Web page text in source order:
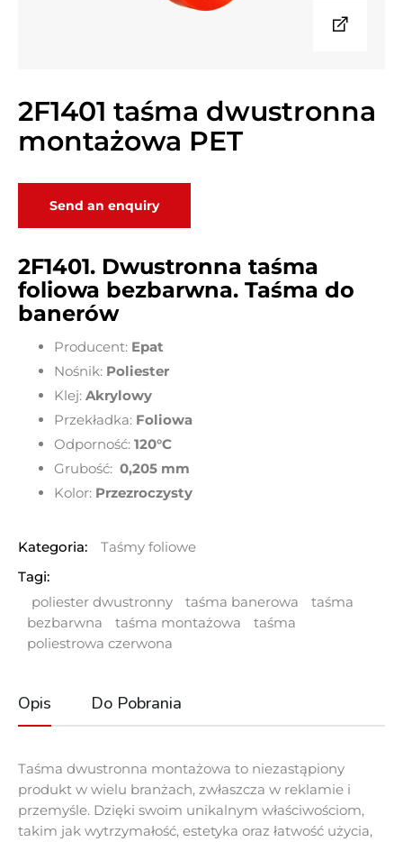
2F1401 taśma dwustronna
montażowa PET
Send an enquiry
2F1401. Dwustronna taśma
foliowa bezbarwna. Taśma do
banerów
Producent: Epat
Nośnik: Poliester
Klej: Akrylowy
Przekładka: Foliowa
Odporność: 120°C
Grubość: 0,205 mm
Kolor: Przezroczysty
Kategoria:
Taśmy foliowe
Tagi:
poliester dwustronny
taśma banerowa
taśma
bezbarwna
taśma montażowa
taśma
poliestrowa czerwona
Opis Do Pobrania
Taśma dwustronna montażowa to niezastąpiony
produkt w wielu branżach, zwłaszcza w reklamie i
przemyśle. Dzięki swoim unikalnym właściwościom,
takim jak wytrzymałość, estetyka oraz łatwość użycia,